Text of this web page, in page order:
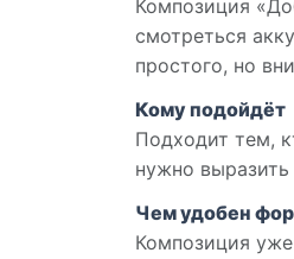
Композиция
смотреться
простого, но
Кому подойдёт
Подходит тем,
нужно
Чем удобен
Композиция